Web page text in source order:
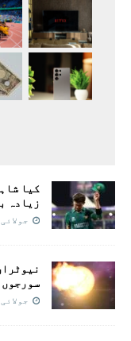
کیا
زیادہ
جولائی 22, 2022
سورجوں
جولائی 22, 2022